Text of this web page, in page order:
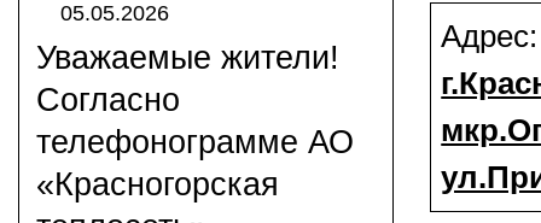
05.05.2026
Уважаемые жители!
Согласно
телефонограмме АО
«Красногорская